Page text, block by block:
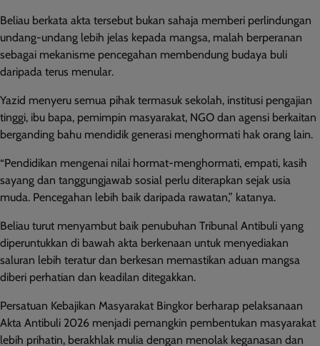
Beliau berkata akta tersebut bukan sahaja memberi perlindungan
undang-undang lebih jelas kepada mangsa, malah berperanan
sebagai mekanisme pencegahan membendung budaya buli
daripada terus menular.
Yazid menyeru semua pihak termasuk sekolah, institusi pengajian
tinggi, ibu bapa, pemimpin masyarakat, NGO dan agensi berkaitan
berganding bahu mendidik generasi menghormati hak orang lain.
“Pendidikan mengenai nilai hormat-menghormati, empati, kasih
sayang dan tanggungjawab sosial perlu diterapkan sejak usia
muda. Pencegahan lebih baik daripada rawatan,” katanya.
Beliau turut menyambut baik penubuhan Tribunal Antibuli yang
diperuntukkan di bawah akta berkenaan untuk menyediakan
saluran lebih teratur dan berkesan memastikan aduan mangsa
diberi perhatian dan keadilan ditegakkan.
Persatuan Kebajikan Masyarakat Bingkor berharap pelaksanaan
Akta Antibuli 2026 menjadi pemangkin pembentukan masyarakat
lebih prihatin, berakhlak mulia dengan menolak keganasan dan